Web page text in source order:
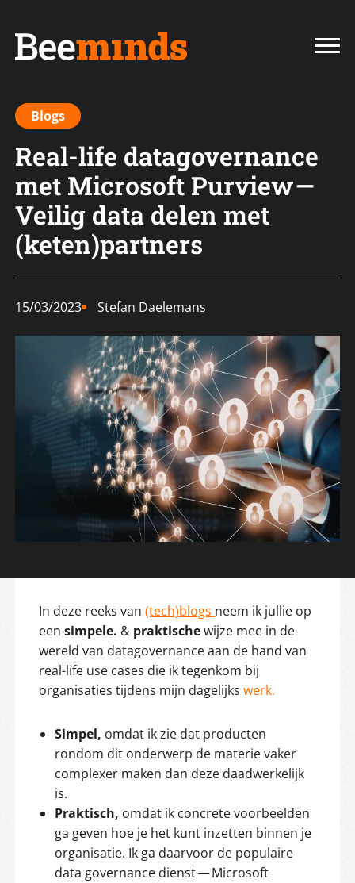
Blogs
Real-life datagovernance
met Microsoft Purview —
Veilig data delen met
(keten)partners
15/03/2023 Stefan Daelemans
In deze reeks van (tech)blogs neem ik jullie op
een simpele. & praktischewijze mee in de
wereld van datagovernance aan de hand van
real-life use cases die ik tegenkom bij
organisaties tijdens mijn dagelijks werk.
Simpel, omdat ik zie dat producten
rondom dit onderwerp de materie vaker
complexer maken dan deze daadwerkelijk
is.
Praktisch, omdat ik concrete voorbeelden
ga geven hoe je het kunt inzetten binnen je
organisatie. Ik ga daarvoor de populaire
data governance dienst — Microsoft